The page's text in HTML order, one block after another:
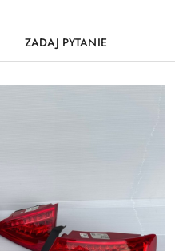
ZADAJ PYTANIE